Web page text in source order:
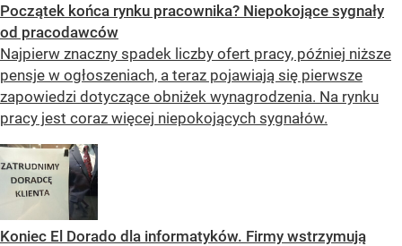
Początek końca rynku pracownika? Niepokojące sygnały
od pracodawców
Najpierw znaczny spadek liczby ofert pracy, później niższe
pensje w ogłoszeniach, a teraz pojawiają się pierwsze
zapowiedzi dotyczące obniżek wynagrodzenia. Na rynku
pracy jest coraz więcej niepokojących sygnałów.
Koniec El Dorado dla informatyków. Firmy wstrzymują